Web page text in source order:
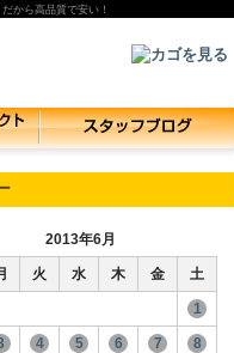
から高品質で安い！
2013年6月
火 水 木 金 土
1
4 5 6 7 8